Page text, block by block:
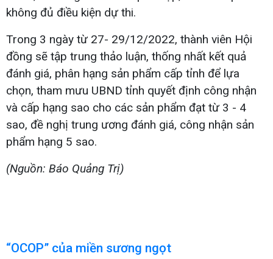
không đủ điều kiện dự thi.
Trong 3 ngày từ 27- 29/12/2022, thành viên Hội
đồng sẽ tập trung thảo luận, thống nhất kết quả
đánh giá, phân hạng sản phẩm cấp tỉnh để lựa
chọn, tham mưu UBND tỉnh quyết định công nhận
và cấp hạng sao cho các sản phẩm đạt từ 3 - 4
sao, đề nghị trung ương đánh giá, công nhận sản
phẩm hạng 5 sao.
(Nguồn: Báo Quảng Trị)
“OCOP” của miền sương ngọt